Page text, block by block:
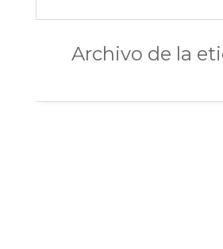
Archivo de la